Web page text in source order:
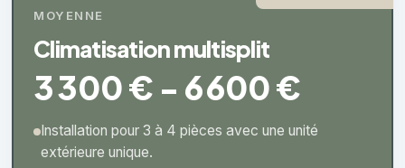
MOYENNE
Climatisation multisplit
3 300 € - 6 600 €
Installation pour 3 à 4 pièces avec une unité
extérieure unique.